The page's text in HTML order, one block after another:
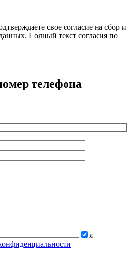
свое согласие на cбор и
Полный текст согласия по
телефона
я